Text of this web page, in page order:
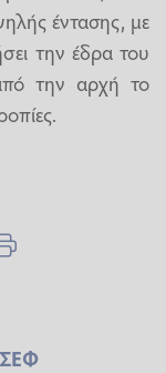
έντασης, με
την έδρα του
την αρχή το
ΣΕΦ